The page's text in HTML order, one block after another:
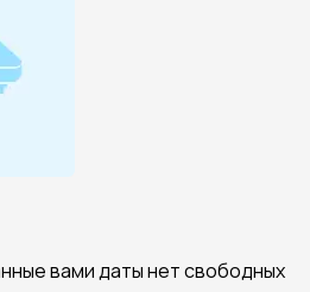
вами даты нет свободных